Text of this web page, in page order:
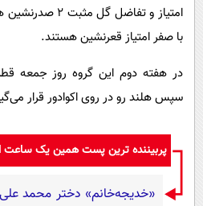
امتیاز و تفاضل
با صفر امتیاز قعرنشین هستند.
در هفته‌ دوم این گروه روز جمعه
سپس هلند رو در روی اکوادور قرار
پربیننده ترین پست همین یک ساعت
«خدیجه‌خانم» دختر محمد